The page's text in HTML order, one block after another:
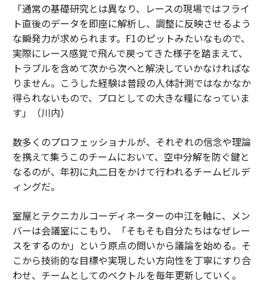
「通常の基礎研究とは異なり、レースの現場ではフライ
ト直後のデータを即座に解析し、調整に反映させるよう
な瞬発力が求められます。F1のピットみたいなもので、
実際にレース感覚で飛んで戻ってきた様子を踏まえて、
トラブルを含めて次から次へと解決していかなければな
りません。こうした経験は普段の人体計測ではなかなか
得られないもので、プロとしての大きな糧になっていま
す」（川内）
数多くのプロフェッショナルが、それぞれの信念や理論
を携えて集うこのチームにおいて、空中分解を防ぐ鍵と
なるのが、年初に丸二日をかけて行われるチームビルデ
ィングだ。
室屋とテクニカルコーディネーターの中江を軸に、メン
バーは会議室にこもり、「そもそも自分たちはなぜレー
スをするのか」という原点の問いから議論を始める。そ
こから技術的な目標や実現したい方向性を丁寧にすり合
わせ、チームとしてのベクトルを毎年更新していく。